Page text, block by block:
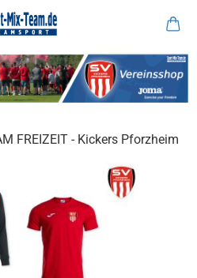
FREIZEIT - Kickers Pforzheim